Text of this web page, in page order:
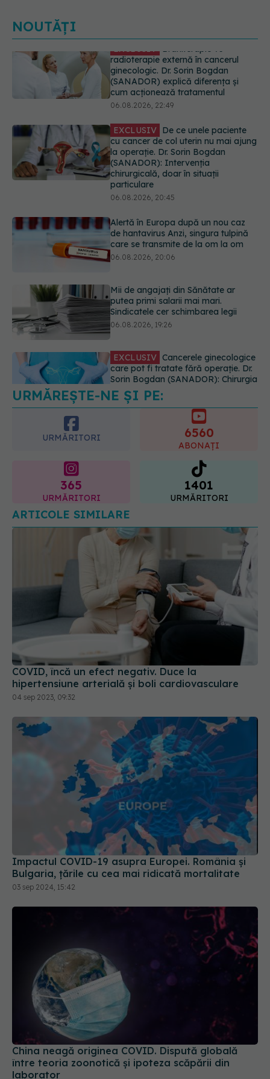
NOUTĂȚI
EXCLUSIV De ce unele paciente
cu cancer de col uterin nu mai ajung
la operație. Dr. Sorin Bogdan
(SANADOR): Intervenția
chirurgicală, doar în situații
particulare
06.08.2026, 20:45
Alertă în Europa după un nou caz
de hantavirus Anzi, singura tulpină
care se transmite de la om la om
06.08.2026, 20:06
Mii de angajați din Sănătate ar
putea primi salarii mai mari.
Sindicatele cer schimbarea legii
06.08.2026, 19:26
EXCLUSIV Cancerele ginecologice
care pot fi tratate fără operație. Dr.
Sorin Bogdan (SANADOR): Chirurgia
este indicată doar punctual, pentru
06.08.2026, 19:05
EXCLUSIV Brahiterapie vs
radioterapie externă în cancerul
ginecologic. Dr. Sorin Bogdan
(SANADOR) explică diferența și
cum acționează tratamentul
URMĂREȘTE-NE ȘI PE:
URMĂRITORI 6560
ABONAȚI
365
URMĂRITORI
1401
URMĂRITORI
ARTICOLE SIMILARE
COVID, încă un efect negativ. Duce la
hipertensiune arterială și boli cardiovasculare
04 sep 2023, 09:32
Impactul COVID-19 asupra Europei. România și
Bulgaria, țările cu cea mai ridicată mortalitate
03 sep 2024, 15:42
China neagă originea COVID. Dispută globală
între teoria zoonotică și ipoteza scăpării din
laborator
23 apr 2025, 22:38